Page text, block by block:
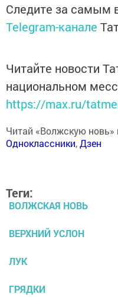
Следите за самым
Telegram-канале
Читайте новости
национальном
https://max.ru/
Читай «Волжскую новь»
Одноклассники,Дзен
Теги:
ВОЛЖСКАЯ НОВЬ
ВЕРХНИЙ УСЛОН
ЛУК
ГРЯДКИ